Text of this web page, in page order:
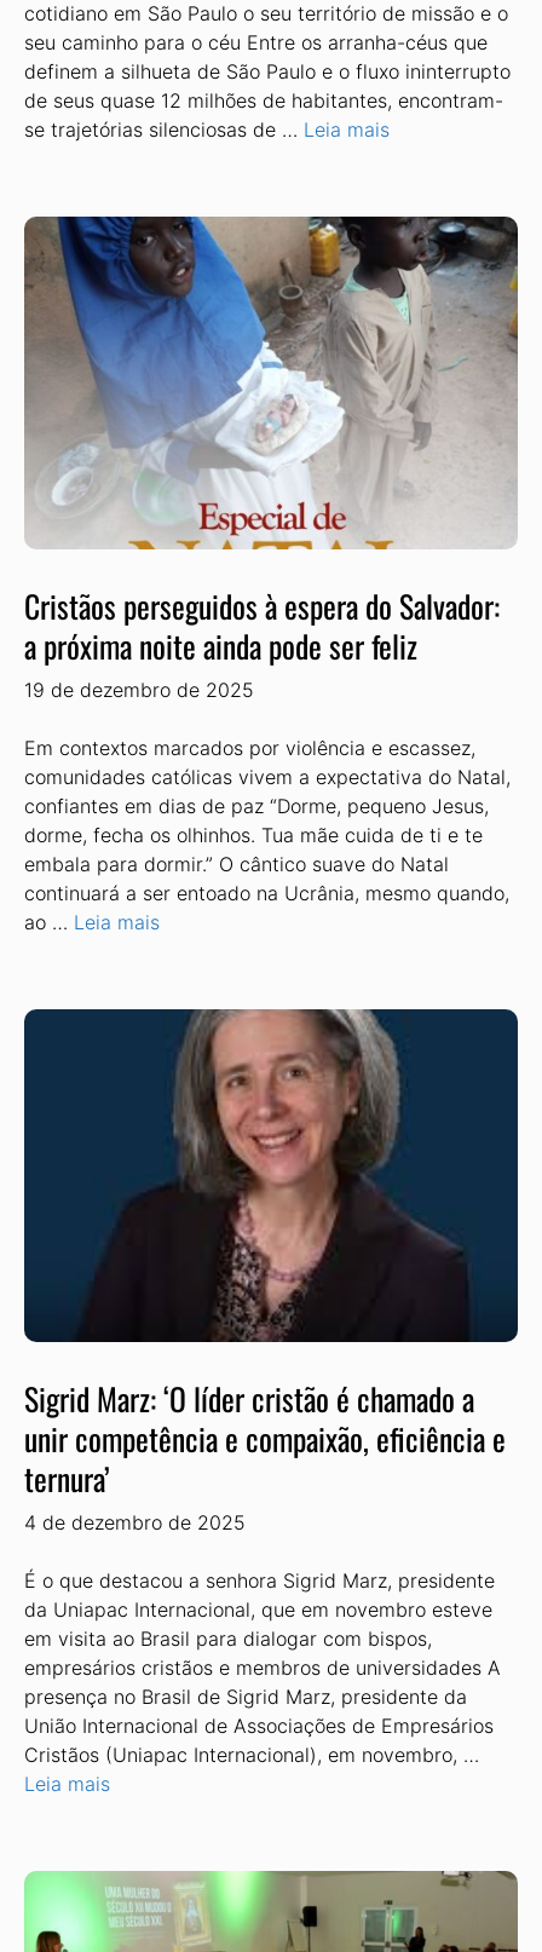
cotidiano em São Paulo o seu território de missão e o
seu caminho para o céu Entre os arranha-céus que
definem a silhueta de São Paulo e o fluxo ininterrupto
de seus quase 12 milhões de habitantes, encontram-
se trajetórias silenciosas de … Leia mais
Cristãos perseguidos à espera do Salvador:
a próxima noite ainda pode ser feliz
19 de dezembro de 2025
Em contextos marcados por violência e escassez,
comunidades católicas vivem a expectativa do Natal,
confiantes em dias de paz “Dorme, pequeno Jesus,
dorme, fecha os olhinhos. Tua mãe cuida de ti e te
embala para dormir.” O cântico suave do Natal
continuará a ser ento­ado na Ucrânia, mesmo quando,
ao … Leia mais
Sigrid Marz: ‘O líder cristão é chamado a
unir competência e compaixão, eficiência e
ternura’
4 de dezembro de 2025
É o que destacou a senhora Sigrid Marz, presidente
da Uniapac Internacional, que em novembro esteve
em visita ao Brasil para dialogar com bispos,
empresários cristãos e membros de universidades A
presença no Brasil de Sigrid Marz, presidente da
União Internacional de Associações de Empresários
Cristãos (Uniapac Internacional), em novembro, …
Leia mais